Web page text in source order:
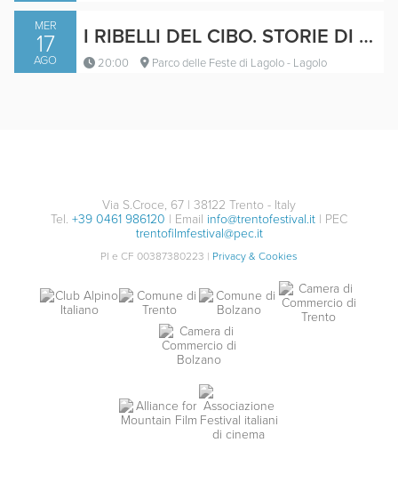
Trailer
ACROSS EMPTINESS
Parco delle Feste di Lagolo
TWO HEADED MOUNTAIN
Italia / 2022 / 7'
Parco delle Feste di Lagolo
Lagolo
THE ICEFALL DOCTOR
Nepal / 2021 / 54'
Trailer
MER
17
AGO
I RIBELLI DEL CIBO. STORIE DI PICCOLI PRODUTTORI DELL'ALTO ADIGE
20:00 Parco delle Feste di Lagolo - Lagolo
Trailer
Via S.Croce, 67 | 38122 Trento - Italy
Tel. +39 0461 986120 | Email info@trentofestival.it | PEC
trentofilmfestival@pec.it
PI e CF 00387380223 | Privacy & Cookies